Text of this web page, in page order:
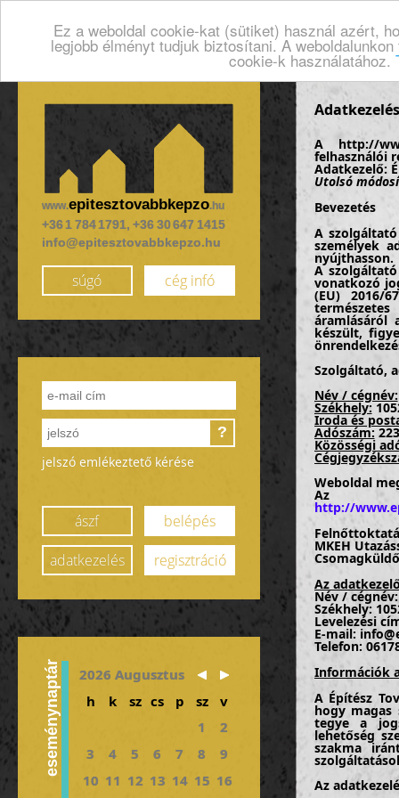
Ez a weboldal cookie-kat (sütiket) használ azért,
legjobb élményt tudjuk biztosítani. A
cookie-k használatához.
www.epitesztovabbkepzo.hu
+36 1 784 1791, +36 30 647 1415
info@epitesztovabbkepzo.hu
súgó cég infó
?
jelszó emlékeztető kérése
ászf
belépés
adatkezelés
regisztráció
eseménynaptár
2026 Augusztus
h
k sz cs p sz
v
1
2
3
4 5 6 7 8
9
10 11 12 13 14 15 16
A http://
felhasználói
Adatkezelő:
Utolsó
Bevezetés
A
személyek
nyújthasson.
A
vonatkozó
(EU) 2016/
áramlásáról
készült,
Szolgáltató,
Név / cégnév:
Székhely:
Iroda és
Adószám:
Közösségi
Weboldal
Az
http://
MKEH
Az
Név /
Székhely:
Levelezési
E-mail:
Telefon:
Információk
A Építész
hogy magas
tegye a
lehetőség
szakma
Az